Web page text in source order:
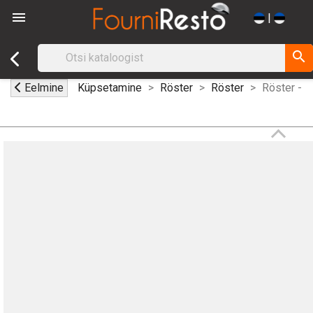
 |
search
Eelmine Küpsetamine Röster Röster Röster -